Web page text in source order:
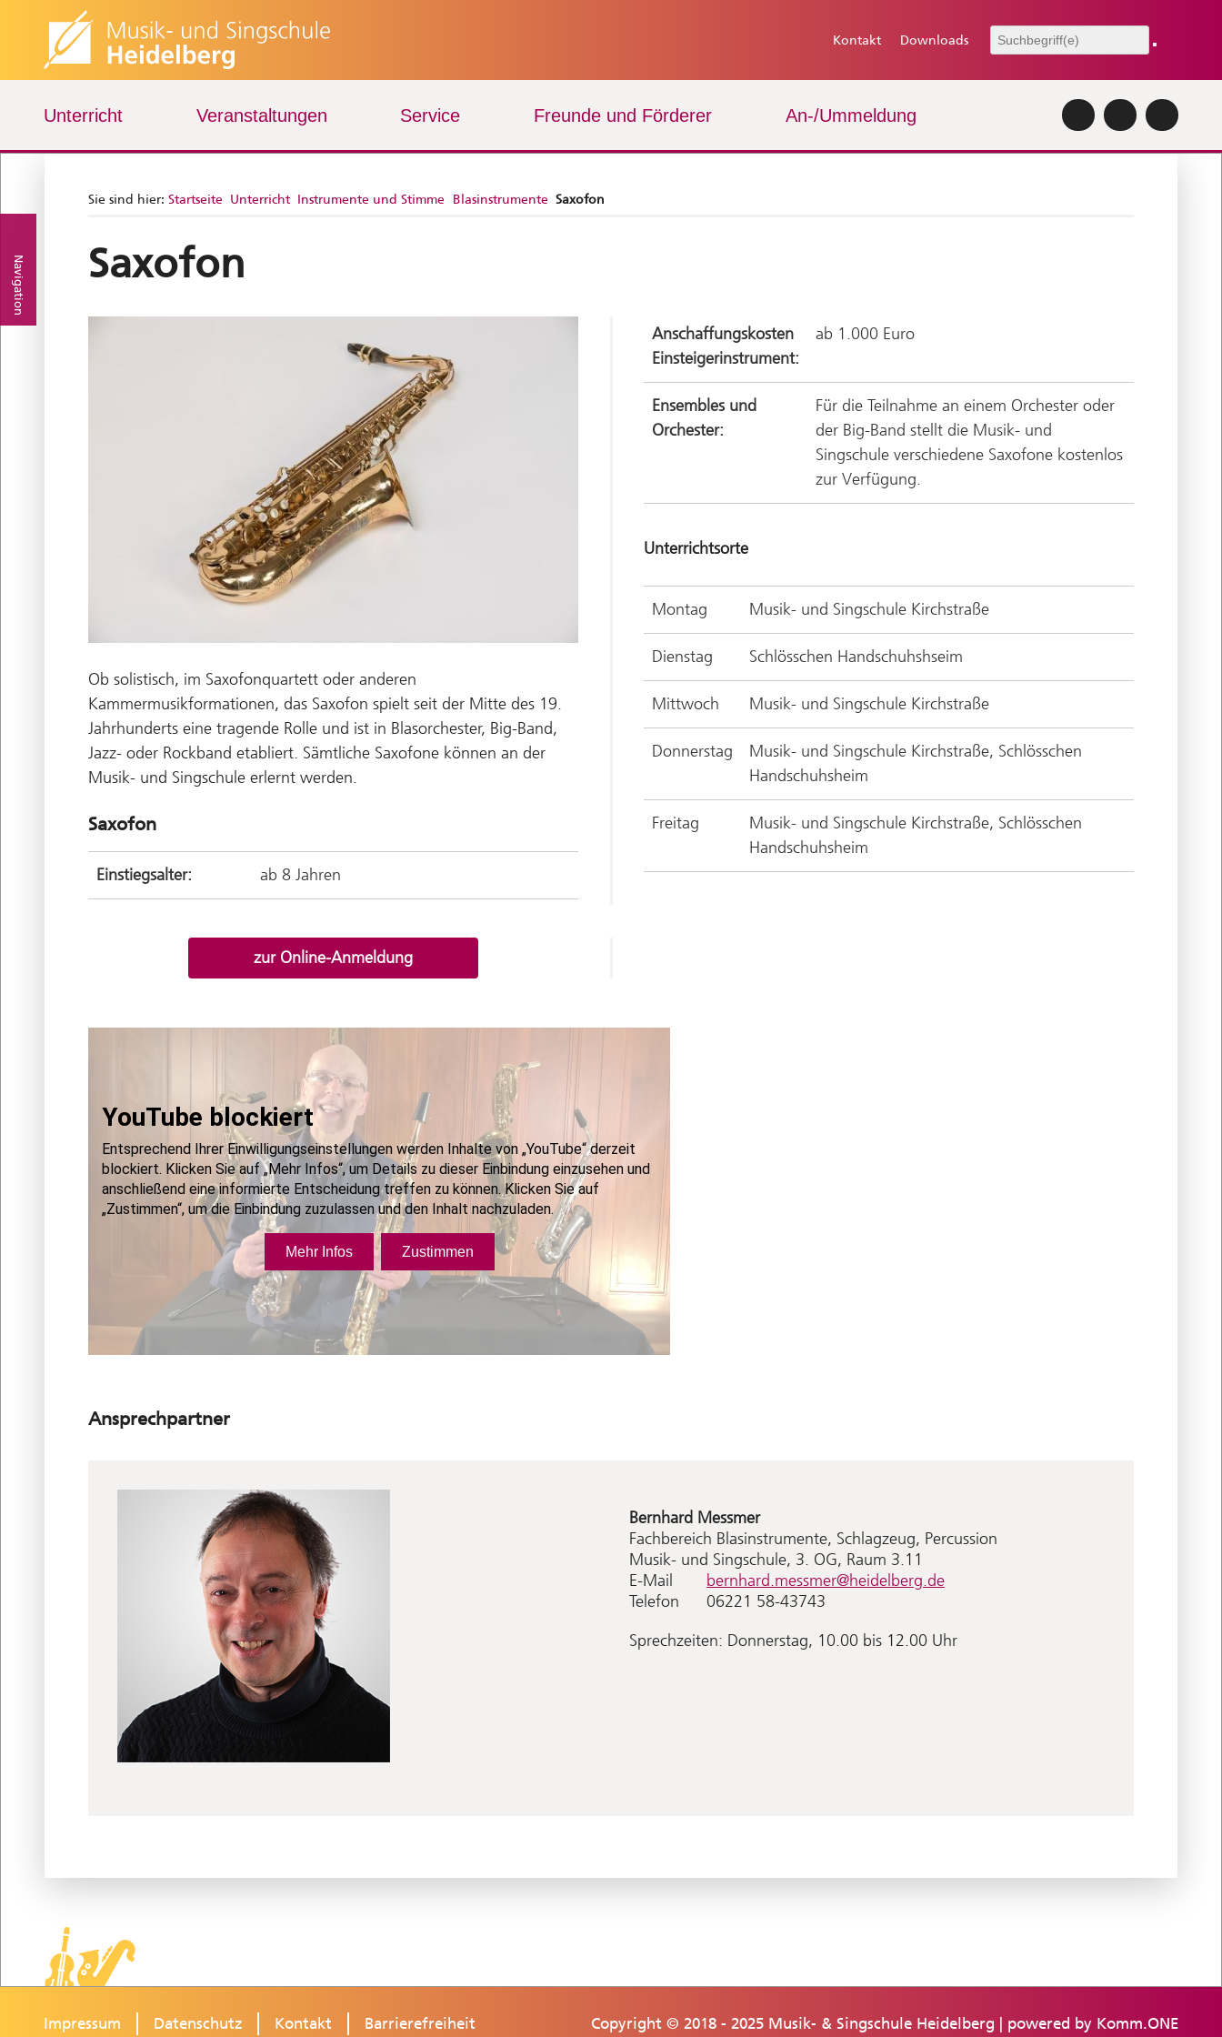
Kontakt Downloads
Unterricht Veranstaltungen Service Freunde und Förderer An-/Ummeldung
Sie sind hier: Startseite Unterricht Instrumente und Stimme Blasinstrumente Saxofon
Navigation Saxofon
Ob solistisch, im Saxofonquartett oder anderen
Kammermusikformationen, das Saxofon spielt seit der Mitte des 19.
Jahrhunderts eine tragende Rolle und ist in Blasorchester, Big-Band,
Jazz- oder Rockband etabliert. Sämtliche Saxofone können an der
Musik- und Singschule erlernt werden.
Saxofon
Einstiegsalter: ab 8 Jahren
Anschaffungskosten
Einsteigerinstrument:
ab 1.000 Euro
Ensembles und
Orchester:
Für die Teilnahme an einem Orchester oder
der Big-Band stellt die Musik- und
Singschule verschiedene Saxofone kostenlos
zur Verfügung.
Unterrichtsorte
Montag Musik- und Singschule Kirchstraße
Dienstag Schlösschen Handschuhshseim
Mittwoch Musik- und Singschule Kirchstraße
Donnerstag
Musik- und Singschule Kirchstraße, Schlösschen
Handschuhsheim
Freitag
Musik- und Singschule Kirchstraße, Schlösschen
Handschuhsheim
zur Online-Anmeldung
Ansprechpartner
Bernhard Messmer
Fachbereich Blasinstrumente, Schlagzeug, Percussion
Musik- und Singschule, 3. OG, Raum 3.11
E-Mail
bernhard.messmer@heidelberg.de
Telefon
06221 58-43743
Sprechzeiten: Donnerstag, 10.00 bis 12.00 Uhr
Impressum Datenschutz Kontakt Barrierefreiheit Copyright © 2018 - 2025 Musik- & Singschule Heidelberg | powered by Komm.ONE